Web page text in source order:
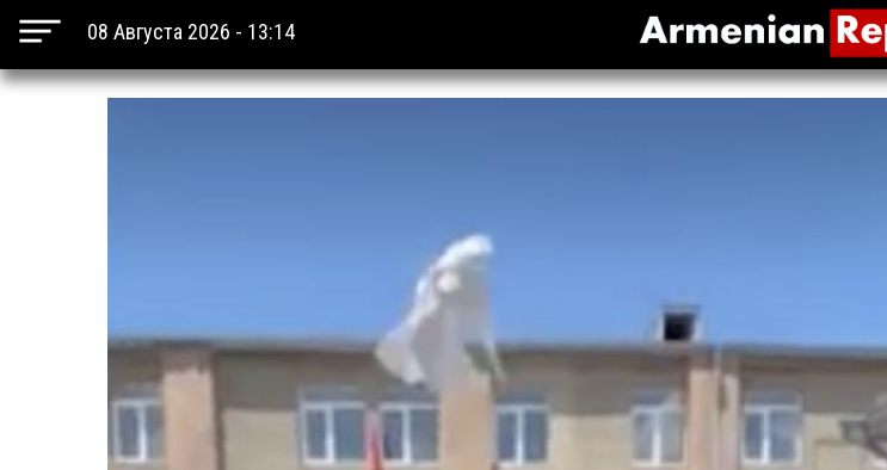
08 Августа 2026 - 13:14